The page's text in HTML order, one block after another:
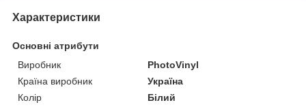
Характеристики
Основні атрибути
Виробник
PhotoVinyl
Країна виробник
Україна
Колір
Білий